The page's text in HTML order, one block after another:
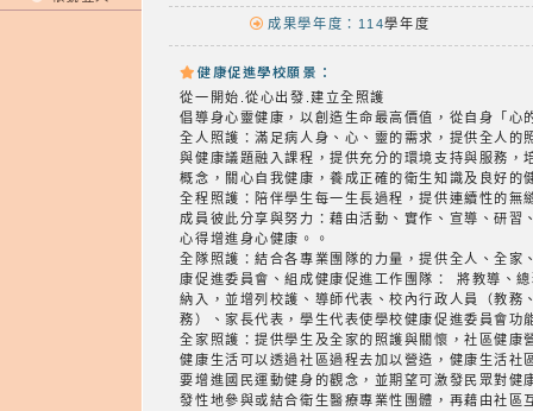
成果學年度：114學年度
健康促進學校願景：
從一開始.從心出發.建立全照護
倡導身心靈健康，以創造生命最高價值，從自身「
全人照護：滿足病人身、心、靈的需求，提供全人的
與健康議題融入課程，提供充分的環境支持與服務，
概念，關心自我健康，養成正確的衛生知識及良好的
全程照護：陪伴學生每一生長過程，提供連續性的無
成員彼此分享與努力：藉由活動、實作、宣導、研習
心得增進身心健康。。
全隊照護：結合各專業團隊的力量，提供全人、全家
康促進委員會、組成健康促進工作團隊： 將教導、
納入，並增列校護、導師代表、校內行政人員（教務
務）、家長代表，學生代表使學校健康促進委員會功
全家照護：提供學生及全家的照護與關懷，社區健
健康生活可以透過社區過程去加以營造，健康生活社
要增進國民運動健身的觀念，並期望可激發民眾對健
發性地參與或結合衛生醫療專業性團體，再藉由社區